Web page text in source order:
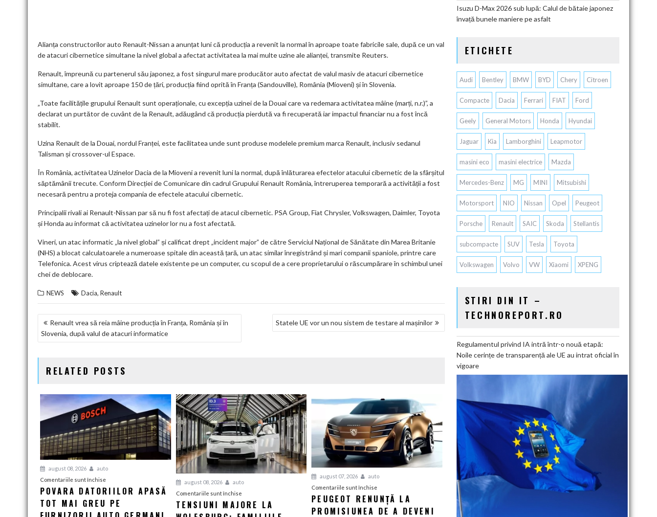
k
p
m
o
o
k
m
ar
Alianța constructorilor auto Renault-Nissan a anunțat luni că producția a revenit la normal în aproape toate fabricile sale, după ce un val
de atacuri cibernetice simultane la nivel global a afectat activitatea la mai multe uzine ale alianței, transmite Reuters.
Renault, împreună cu partenerul său japonez, a fost singurul mare producător auto afectat de valul masiv de atacuri cibernetice
simultane, care a lovit aproape 150 de țări, producția fiind oprită în Franța (Sandouville), România (Mioveni) și în Slovenia.
„Toate facilitățile grupului Renault sunt operaționale, cu excepția uzinei de la Douai care va redemara activitatea mâine (marți, n.r.)”, a
declarat un purtător de cuvânt de la Renault, adăugând că producția pierdută va fi recuperată iar impactul financiar nu a fost încă
stabilit.
Uzina Renault de la Douai, nordul Franței, este facilitatea unde sunt produse modelele premium marca Renault, inclusiv sedanul
Talisman și crossover-ul Espace.
În România, activitatea Uzinelor Dacia de la Mioveni a revenit luni la normal, după înlăturarea efectelor atacului cibernetic de la sfârșitul
săptămânii trecute. Conform Direcției de Comunicare din cadrul Grupului Renault România, întreruperea temporară a activității a fost
necesară pentru a proteja compania de efectele atacului cibernetic.
Principalii rivali ai Renault-Nissan par să nu fi fost afectați de atacul cibernetic. PSA Group, Fiat Chrysler, Volkswagen, Daimler, Toyota
și Honda au informat că activitatea uzinelor lor nu a fost afectată.
Vineri, un atac informatic „la nivel global” și calificat drept „incident major” de către Serviciul Național de Sănătate din Marea Britanie
(NHS) a blocat calculatoarele a numeroase spitale din această țară, un atac similar înregistrând și mari companii spaniole, printre care
Telefonica. Acest virus criptează datele existente pe un computer, cu scopul de a cere proprietarului o răscumpărare în schimbul unei
chei de deblocare.
NEWS Dacia, Renault
NAVIGARE
ÎN
Renault vrea să reia mâine producția în Franța, România și în
Slovenia, după valul de atacuri informatice
Statele UE vor un nou sistem de testare al mașinilor
RELATED POSTS
august 08, 2026
auto
Comentariile sunt închise
Povara
datoriilor
apasă
POVARA DATORIILOR APASĂ
TOT MAI GREU PE
august 08, 2026
auto
Comentariile sunt închisepentru
Tensiuni
majore
TENSIUNI MAJORE LA
august 07, 2026
auto
Comentariile sunt închise
Peugeot
renunță
PEUGEOT RENUNȚĂ LA
PROMISIUNEA DE A DEVENI
Isuzu D-Max 2026 sub lupă: Calul de bătaie japonez
învață bunele maniere pe asfalt
ETICHETE
Audi Bentley BMW BYD Chery Citroen
Compacte Dacia Ferrari FIAT Ford
Geely General Motors Honda Hyundai
Jaguar Kia Lamborghini Leapmotor
masini eco masini electrice Mazda
Mercedes-Benz MG MINI Mitsubishi
Motorsport NIO Nissan Opel Peugeot
Porsche Renault SAIC Skoda Stellantis
subcompacte SUV Tesla Toyota
Volkswagen Volvo VW Xiaomi XPENG
STIRI DIN IT –
TECHNOREPORT.RO
Regulamentul privind IA intră într-o nouă etapă:
Noile cerințe de transparență ale UE au intrat oficial în
vigoare